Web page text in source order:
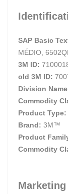
SAP Basic
MÉDIO,
3M ID:
old 3M ID:
Division
Commodity
Product Type:
Brand: 3M™
Product
Commodity